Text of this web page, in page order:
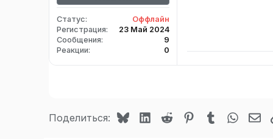
Статус
Оффлайн
Регистрация
23 Май 2024
Сообщения
9
Реакции
0
Поделиться: BlueskyLinkedIn
Reddit Pinterest
Tumblr